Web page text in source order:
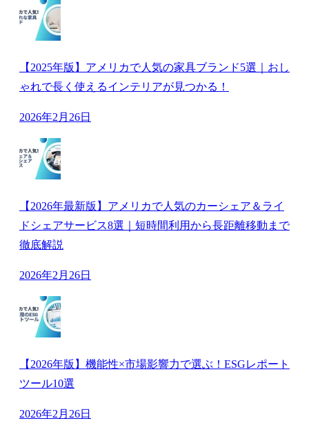
【2025年版】アメリカで人気の家具ブランド5選｜おし
ゃれで長く使えるインテリアが見つかる！
2026年2月26日
【2026年最新版】アメリカで人気のカーシェア＆ライ
ドシェアサービス8選｜短時間利用から長距離移動まで
徹底解説
2026年2月26日
【2026年版】機能性×市場影響力で選ぶ！ESGレポート
ツール10選
2026年2月26日